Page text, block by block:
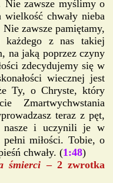
zawsze myślimy o
chwały nieba
Nie zawsze pamiętamy,
z nas takiej
na jaką poprzez czyny
zdecydujemy się w
wiecznej jest
Ty, o Chryste, który
Zmartwychwstania
teraz z pęt,
nasze i uczynili je w
miłości. Tobie, o
chwały. (1:48)
śmierci– 2 zwrotka